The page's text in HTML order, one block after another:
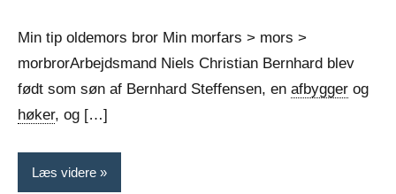
Min tip oldemors bror Min morfars > mors >
morbrorArbejdsmand Niels Christian Bernhard blev
født som søn af Bernhard Steffensen, en afbygger og
høker, og […]
Læs videre